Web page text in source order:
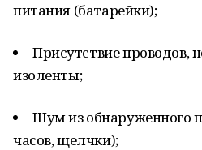
питания (батарейки);
Присутствие проводов,
изоленты;
Шум из обнаруженного
часов, щелчки);